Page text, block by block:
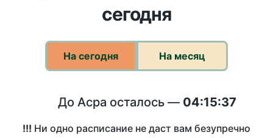
сегодня
На сегодня На месяц
До Асра осталось — 04:15:37
!!! Ни одно расписание не даст вам безупречно